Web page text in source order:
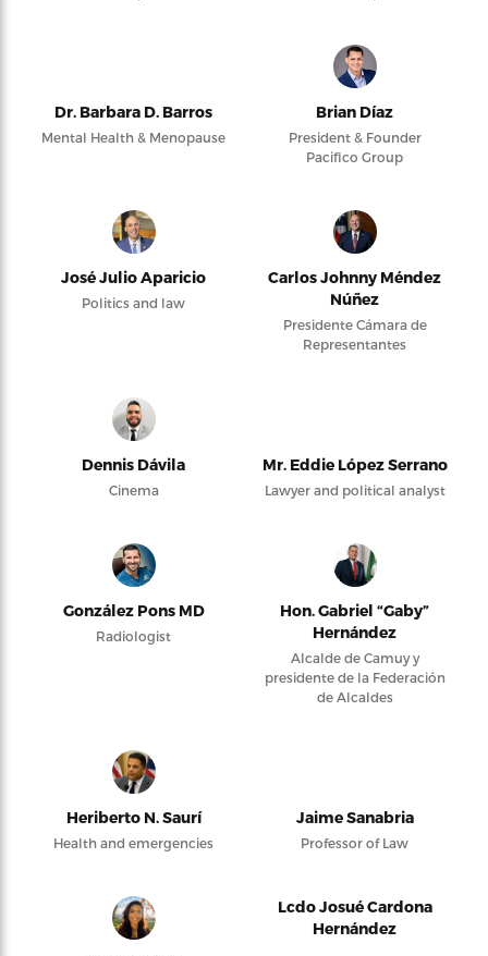
Dr. Barbara D. Barros
Mental Health & Menopause
Brian Díaz
President & Founder
Pacifico Group
José Julio Aparicio
Politics and law
Carlos Johnny Méndez
Núñez
Presidente Cámara de
Representantes
Dennis Dávila
Cinema
Mr. Eddie López Serrano
Lawyer and political analyst
González Pons MD
Radiologist
Hon. Gabriel “Gaby”
Hernández
Alcalde de Camuy y
presidente de la Federación
de Alcaldes
Heriberto N. Saurí
Health and emergencies
Jaime Sanabria
Professor of Law
Lcdo Josué Cardona
Hernández